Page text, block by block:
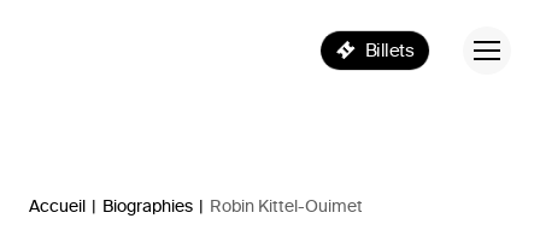
Billets
Accueil | Biographies | Robin Kittel-Ouimet